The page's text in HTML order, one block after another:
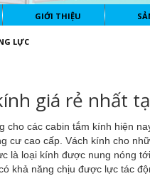
GIỚI THIỆU
LỰC
giá rẻ nhất
cho các cabin tắm kính hiện
cư cao cấp. Vách kính cho
là loại kính được nung nóng
khả năng chịu được lực tác